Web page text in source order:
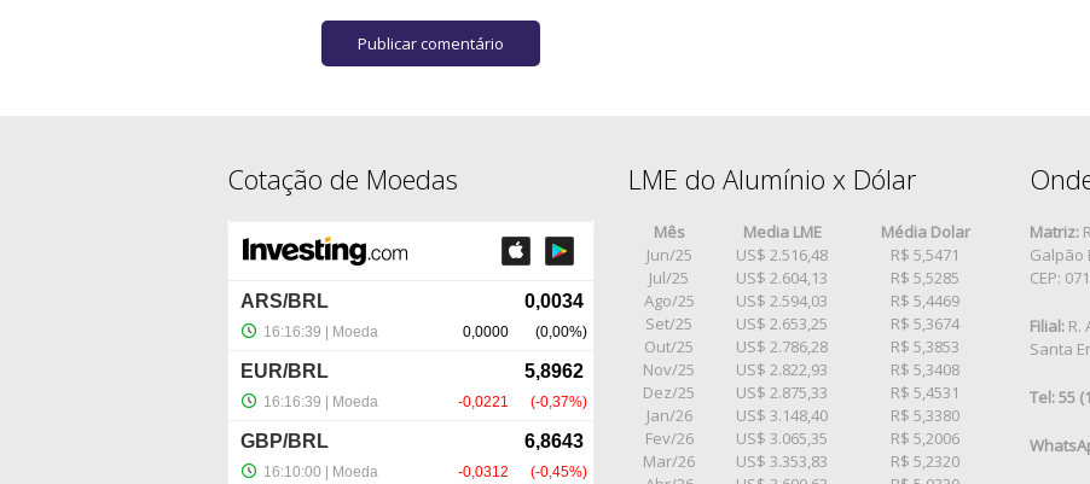
Cotação de Moedas LME do Alumínio x Dólar
Mês Media LME
Média Dolar
Jun/25
US$ 2.516,48
R$ 5,5471
Jul/25
US$ 2.604,13
R$ 5,5285
Ago/25
US$ 2.594,03
R$ 5,4469
Set/25
US$ 2.653,25
R$ 5,3674
Out/25
US$ 2.786,28
R$ 5,3853
Nov/25
US$ 2.822,93
R$ 5,3408
Dez/25
US$ 2.875,33
R$ 5,4531
Jan/26
US$ 3.148,40
R$ 5,3380
Fev/26
US$ 3.065,35
R$ 5,2006
Mar/26
US$ 3.353,83
R$ 5,2320
Matriz:
Galpão
CEP:
Filial: R.
Santa
Tel: 55